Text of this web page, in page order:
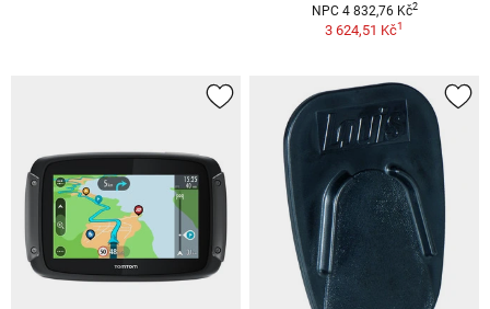
NPC 4 832,76 Kč2
3 624,51 Kč1